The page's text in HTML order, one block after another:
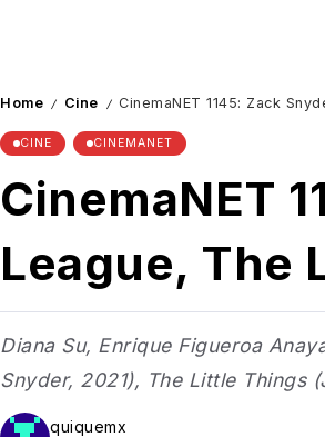
Home / Cine / CinemaNET 1145: Zack
CINE CINEMANET
CinemaNET
League, The
Diana Su, Enrique Figueroa
Snyder, 2021), The Little Things
quiquemx